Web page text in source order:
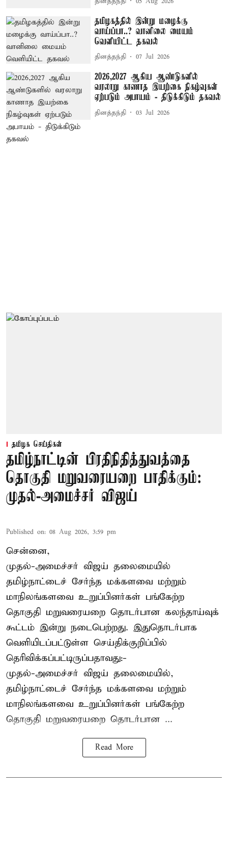
தமிழகத்தில் இன்று மழைக்கு
வாய்ப்பா..? வானிலை மையம்
வெளியிட்ட தகவல்
தினத்தந்தி 07 Jul 2026
2026,2027 ஆகிய ஆண்டுகளில்
வரலாறு காணாத இயற்கை நிகழ்வுகள்
ஏற்படும் அபாயம் - திடுக்கிடும் தகவல்
தினத்தந்தி 03 Jul 2026
தமிழக செய்திகள்
தமிழ்நாட்டின் பிரதிநிதித்துவத்தை
தொகுதி மறுவரையறை பாதிக்கும்:
முதல்-அமைச்சர் விஜய்
Published on: 08 Aug 2026, 3:59 pm
சென்னை,
முதல்-அமைச்சர் விஜய் தலைமையில்
தமிழ்நாட்டைச் சேர்ந்த மக்களவை மற்றும்
மாநிலங்களவை உறுப்பினர்கள் பங்கேற்ற
தொகுதி மறுவரையறை தொடர்பான கலந்தாய்வுக்
கூட்டம் இன்று நடைபெற்றது. இதுதொடர்பாக
வெளியிடப்பட்டுள்ள செய்திக்குறிப்பில்
தெரிவிக்கப்பட்டிருப்பதாவது:-
முதல்-அமைச்சர் விஜய் தலைமையில்,
தமிழ்நாட்டைச் சேர்ந்த மக்களவை மற்றும்
மாநிலங்களவை உறுப்பினர்கள் பங்கேற்ற
தொகுதி மறுவரையறை தொடர்பான ...
Read More